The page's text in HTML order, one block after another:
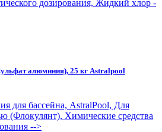
дозирования, Жидкий хлор -
алюминия), 25 кг Astralpool
для бассейна, AstralPool, Для
(Флокулянт), Химические средства
-->